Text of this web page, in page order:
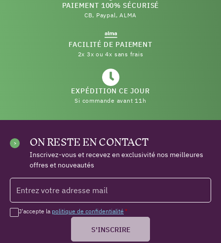
PAIEMENT 100% SÉCURISÉ
CB, Paypal, ALMA
FACILITÉ DE PAIEMENT
2x 3x ou 4x sans frais
EXPÉDITION CE JOUR
Si commande avant 11h
ON RESTE EN CONTACT
Inscrivez-vous et recevez en exclusivité nos meilleures
offres et nouveautés
J'accepte la politique de confidentialité *
S'INSCRIRE